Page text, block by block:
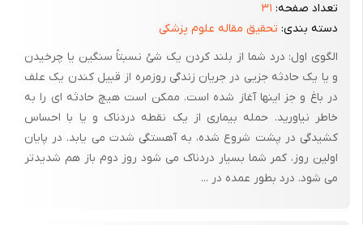
وضعیت 1: برای مطالعه یا تماشای تلویزیون به پشت خوابیده،
زانوهای خود را خم کنید بالش ی اندکی بلند زیر سر و بالشتکی کوتاه
زیر کمر قرار دهید، به گونه ای که انحنای مختصری به کمرتان بدهید.
چنانچه زمین به نظرتان سفت می رسد، می توانید از پشتی یک نیمکت
یا جسم نرمی مشابهی به عنوان تشک استفاده کنید.
وضعیت 2: یک بالش بزرگ زیر شانه و سر خود قرار دهید و یک بالش
زیر ناحیه نسرین پاهای خود را روی کف صندلی یا چهارپایه ای با رویه
تعداد صفحه: ۳۱
دسته بندی: تحقیق مقاله علوم پزشکی
الگوی اول: درد شما از بلند کردن یک شئ نسبتاً سنگین یا چرخیدن
و یا یک حادثه جزیی در جریان زندگی روزمره از قبیل کندن یک علف
در باغ و جز اینها آغاز شده است. ممکن است هیچ حادثه ای را به
خاطر نیاورید. حمله بیماری از یک نقطه دردناک و یا با احساس
کشیدگی در پشت شروع شده، به آهستگی شدت می یابد. در پایان
اولین روز، کمر شما بسیار دردناک می شود روز دوم باز هم شدیدتر
می شود. درد بطور عمده در ...